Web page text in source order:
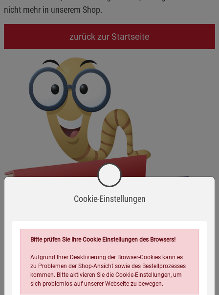
nicht mehr in unserem Shop.
zurück zur Startseite
Cookie-Einstellungen
Bitte prüfen Sie Ihre Cookie Einstellungen des Browsers!
Aufgrund Ihrer Deaktivierung der Browser-Cookies kann es
zu Problemen der Shop-Ansicht sowie des Bestellprozesses
kommen. Bitte aktivieren Sie die Cookie-Einstellungen, um
sich problemlos auf unserer Webseite zu bewegen.